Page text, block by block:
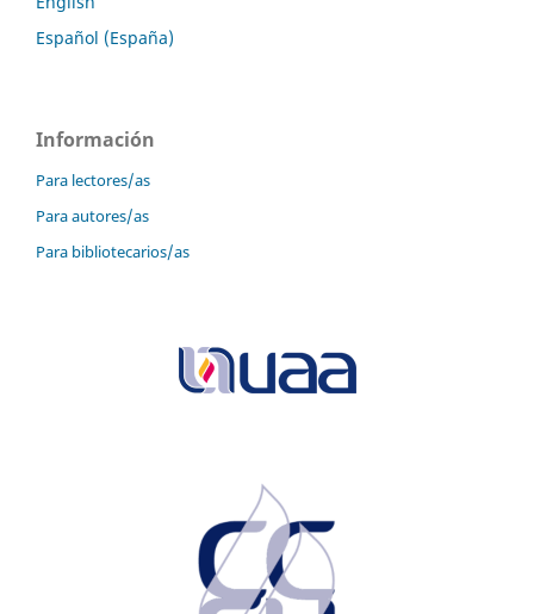
Español (España)
Información
Para lectores/as
Para autores/as
Para bibliotecarios/as